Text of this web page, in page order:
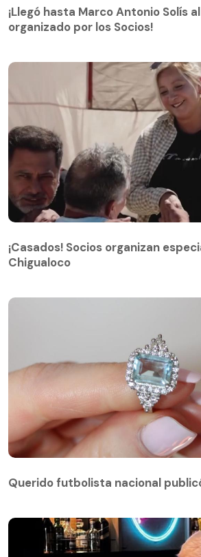
organizado por los Socios!
¡Llegó hasta Marco Antonio Solís
organizado por los Socios!
Chigualoco
¡Casados! Socios organizan
Chigualoco
Querido futbolista nacional